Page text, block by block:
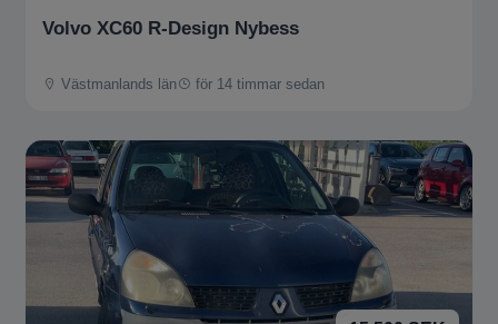
Volvo XC60 R-Design Nybess
Västmanlands län för 14 timmar sedan